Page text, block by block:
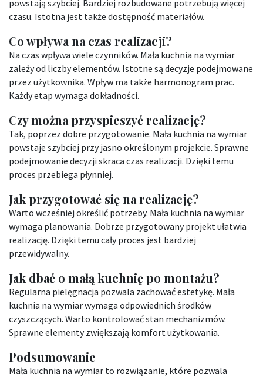
powstają szybciej. Bardziej rozbudowane potrzebują więcej
czasu. Istotna jest także dostępność materiałów.
Co wpływa na czas realizacji?
Na czas wpływa wiele czynników. Mała kuchnia na wymiar
zależy od liczby elementów. Istotne są decyzje podejmowane
przez użytkownika. Wpływ ma także harmonogram prac.
Każdy etap wymaga dokładności.
Czy można przyspieszyć realizację?
Tak, poprzez dobre przygotowanie. Mała kuchnia na wymiar
powstaje szybciej przy jasno określonym projekcie. Sprawne
podejmowanie decyzji skraca czas realizacji. Dzięki temu
proces przebiega płynniej.
Jak przygotować się na realizację?
Warto wcześniej określić potrzeby. Mała kuchnia na wymiar
wymaga planowania. Dobrze przygotowany projekt ułatwia
realizację. Dzięki temu cały proces jest bardziej
przewidywalny.
Jak dbać o małą kuchnię po montażu?
Regularna pielęgnacja pozwala zachować estetykę. Mała
kuchnia na wymiar wymaga odpowiednich środków
czyszczących. Warto kontrolować stan mechanizmów.
Sprawne elementy zwiększają komfort użytkowania.
Podsumowanie
Mała kuchnia na wymiar to rozwiązanie, które pozwala